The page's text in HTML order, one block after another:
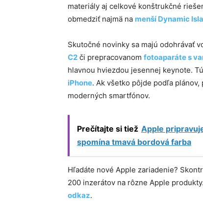
materiály aj celkové konštrukčné
obmedziť najmä na menší Dynamic
Skutočné novinky sa majú odohrávať
C2 či prepracovanom fotoaparáte s
hlavnou hviezdou jesennej keynote.
iPhone. Ak všetko pôjde podľa plánov,
moderných smartfónov.
Prečítajte si tiež Apple
spomína tmavá bordová farba
Hľadáte nové Apple zariadenie?
200 inzerátov na rôzne Apple
odkaz.